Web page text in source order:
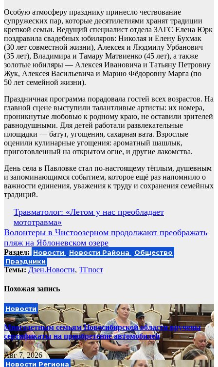
Особую атмосферу празднику принесло чествование
супружеских пар, которые десятилетиями хранят традиции
крепкой семьи. Ведущий специалист отдела ЗАГС Елена Юрк
поздравила свадебных юбиляров: Николая и Елену Бухмак
(30 лет совместной жизни), Алексея и Людмилу Урбанович
(35 лет), Владимира и Тамару Матвиенко (45 лет), а также
золотые юбиляры — Алексея Ивановича и Татьяну Петровну
Жук, Алексея Васильевича и Марию Фёдоровну Марга (по
50 лет семейной жизни).
Праздничная программа порадовала гостей всех возрастов. На
главной сцене выступили талантливые артисты: их номера,
проникнутые любовью к родному краю, не оставили зрителей
равнодушными. Для детей работали развлекательные
площадки — батут, угощения, сахарная вата. Взрослые
оценили кулинарные угощения: ароматный шашлык,
приготовленный на открытом огне, и другие лакомства.
День села в Павловке стал по-настоящему тёплым, душевным
и запоминающимся событием, которое ещё раз напомнило о
важности единения, уважения к труду и сохранения семейных
традиций.
Навигация
по
записям
Травматолог: «Летом у нас преобладает
мототравма»
Волонтеры в Чистоозерном продолжают преображать
пляж на Яблоневском озере
Раздел: Новости Новости Района
Общество
Праздники
Темы: Дзен.Новости, ТГпост
Похожая запись
Новости
Многодетным семьям Новосибирской области вручены
сертификаты на приобретение автомобилей
Авг 7, 2026
Новости Региона